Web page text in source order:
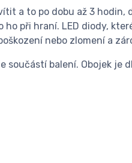
a to po dobu až 3
při hraní. LED diody,
nebo zlomení a
balení. Obojek je